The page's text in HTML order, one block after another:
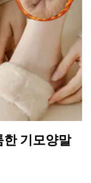
기모양말